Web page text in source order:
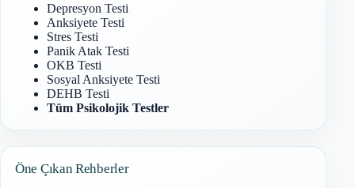
Depresyon Testi
Anksiyete Testi
Stres Testi
Panik Atak Testi
OKB Testi
Sosyal Anksiyete Testi
DEHB Testi
Tüm Psikolojik Testler
Öne Çıkan Rehberler